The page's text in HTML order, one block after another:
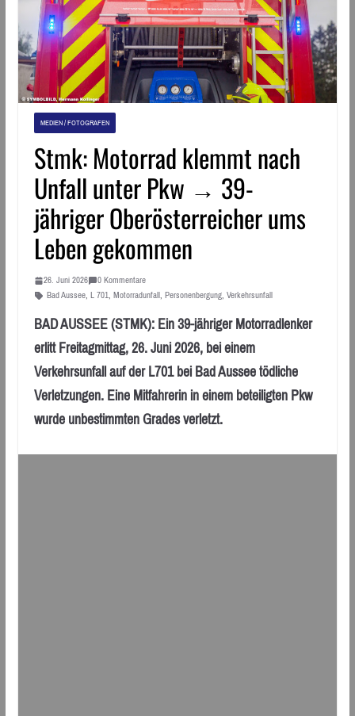
MEDIEN / FOTOGRAFEN
Stmk: Motorrad klemmt nach
Unfall unter Pkw → 39-
jähriger Oberösterreicher ums
Leben gekommen
26. Juni 2026
0 Kommentare
Bad Aussee, L 701, Motorradunfall, Personenbergung, Verkehrsunfall
BAD AUSSEE (STMK): Ein 39-jähriger Motorradlenker
erlitt Freitagmittag, 26. Juni 2026, bei einem
Verkehrsunfall auf der L701 bei Bad Aussee tödliche
Verletzungen. Eine Mitfahrerin in einem beteiligten Pkw
wurde unbestimmten Grades verletzt.